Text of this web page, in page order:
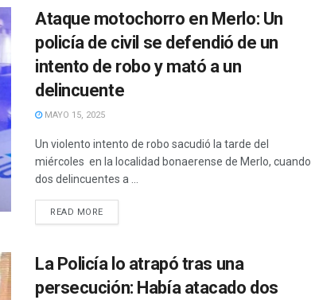
Ataque motochorro en Merlo: Un
policía de civil se defendió de un
intento de robo y mató a un
delincuente
MAYO 15, 2025
Un violento intento de robo sacudió la tarde del
miércoles en la localidad bonaerense de Merlo, cuando
dos delincuentes a ...
READ MORE
La Policía lo atrapó tras una
persecución: Había atacado dos